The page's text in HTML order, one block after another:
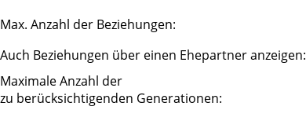
Max. Anzahl der Beziehungen:
Auch Beziehungen über einen Ehepartner anzeigen:
Maximale Anzahl der
zu berücksichtigenden Generationen: